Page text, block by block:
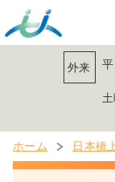
外来 平
ホーム 日本橋